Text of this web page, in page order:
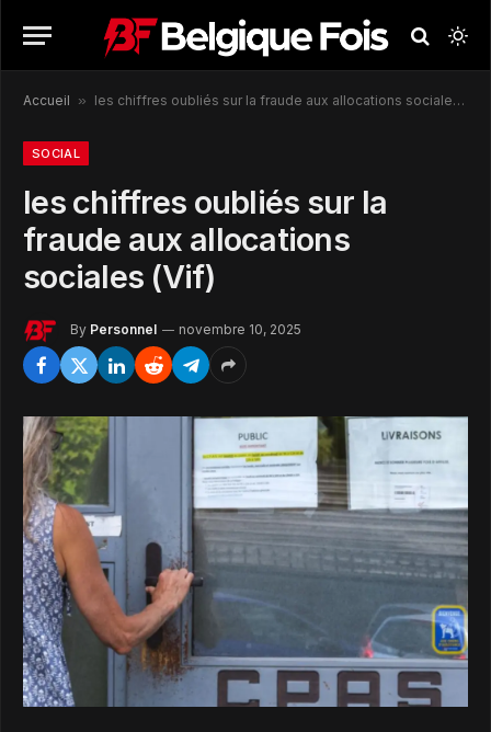
Accueil » les chiffres oubliés sur la fraude aux allocations sociales (Vif)
SOCIAL
les chiffres oubliés sur la
fraude aux allocations
sociales (Vif)
By Personnel novembre 10, 2025